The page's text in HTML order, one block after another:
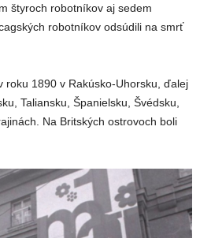
štyroch robotníkov aj sedem
robotníkov odsúdili na smrť
roku 1890 v Rakúsko-Uhorsku, ďalej
Taliansku, Španielsku, Švédsku,
Na Britských ostrovoch boli